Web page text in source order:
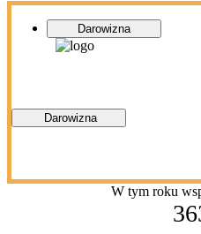
Darowizna
Darowizna
W tym roku